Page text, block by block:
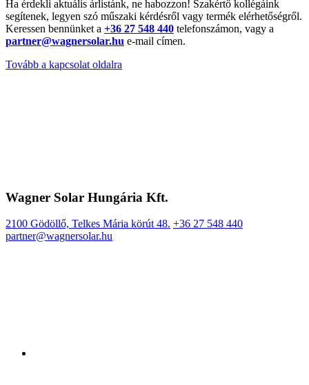
Ha érdekli aktuális árlistánk, ne habozzon! Szakértő kollégáink
segítenek, legyen szó műszaki kérdésről vagy termék elérhetőségről.
Keressen bennünket a +36 27 548 440 telefonszámon, vagy a
partner@wagnersolar.hu e-mail címen.
Tovább a kapcsolat oldalra
Wagner Solar Hungária Kft.
2100 Gödöllő, Telkes Mária körút 48. +36 27 548 440
partner@wagnersolar.hu